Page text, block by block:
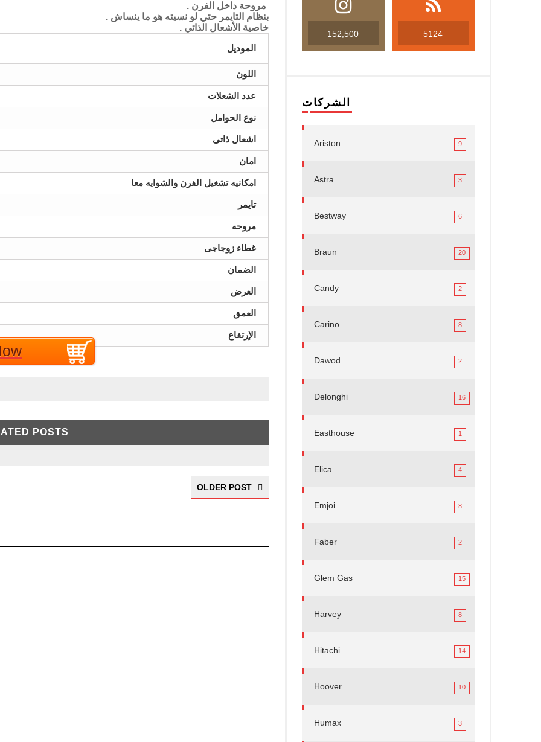
مروحة داخل الفرن .
بنظام التايمر حتي لو نسيته هو ما ينساش .
خاصية الأشعال الذاتي .
الموديل
اللون
عدد الشعلات
نوع الحوامل
اشعال ذاتى
امان
امكانيه تشغيل الفرن والشوايه معا
تايمر
مروحه
غطاء زوجاجى
الضمان
العرض
العمق
الإرتفاع
EGP اتصل بنا
POSTS
OLDER POST
152,500 5124
الشركات
Ariston 9
Astra 3
Bestway 6
Braun 20
Candy 2
Carino 8
Dawod 2
Delonghi 16
Easthouse 1
Elica 4
Emjoi 8
Faber 2
Glem Gas 15
Harvey 8
Hitachi 14
Hoover 10
Humax 3